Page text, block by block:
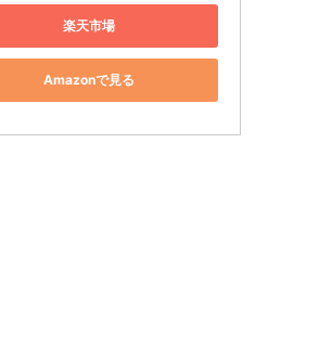
楽天市場
Amazonで見る